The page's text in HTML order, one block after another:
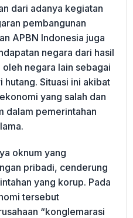
dari adanya kegiatan
pembangunan
APBN Indonesia juga
negara dari hasil
negara lain sebagai
hutang. Situasi ini akibat
yang salah dan
dalam pemerintahan
oknum yang
pribadi, cenderung
yang korup. Pada
tersebut
“konglemarasi